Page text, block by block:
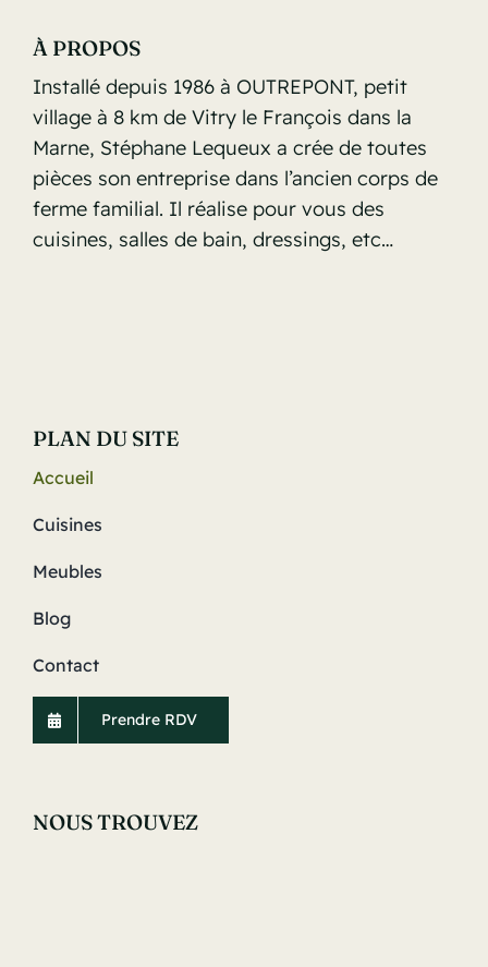
À PROPOS
Installé depuis 1986 à OUTREPONT, petit
village à 8 km de Vitry le François dans la
Marne, Stéphane Lequeux a crée de toutes
pièces son entreprise dans l’ancien corps de
ferme familial. Il réalise pour vous des
cuisines, salles de bain, dressings, etc…
PLAN DU SITE
Accueil
Cuisines
Meubles
Blog
Contact
Prendre RDV
NOUS TROUVEZ